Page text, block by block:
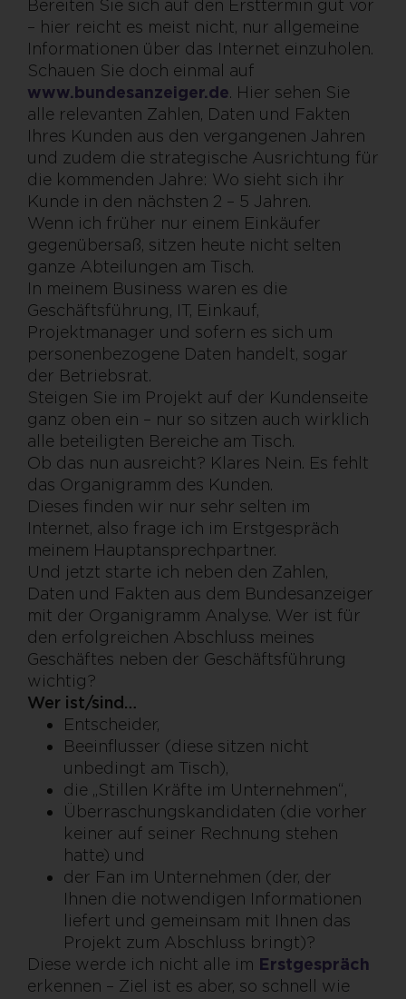
Bereiten Sie sich auf den Ersttermin gut vor
– hier reicht es meist nicht, nur allgemeine
Informationen über das Internet einzuholen.
Schauen Sie doch einmal auf
www.bundesanzeiger.de. Hier sehen Sie
alle relevanten Zahlen, Daten und Fakten
Ihres Kunden aus den vergangenen Jahren
und zudem die strategische Ausrichtung für
die kommenden Jahre: Wo sieht sich ihr
Kunde in den nächsten 2 – 5 Jahren.
Wenn ich früher nur einem Einkäufer
gegenübersaß, sitzen heute nicht selten
ganze Abteilungen am Tisch.
In meinem Business waren es die
Geschäftsführung, IT, Einkauf,
Projektmanager und sofern es sich um
personenbezogene Daten handelt, sogar
der Betriebsrat.
Steigen Sie im Projekt auf der Kundenseite
ganz oben ein – nur so sitzen auch wirklich
alle beteiligten Bereiche am Tisch.
Ob das nun ausreicht? Klares Nein. Es fehlt
das Organigramm des Kunden.
Dieses finden wir nur sehr selten im
Internet, also frage ich im Erstgespräch
meinem Hauptansprechpartner.
Und jetzt starte ich neben den Zahlen,
Daten und Fakten aus dem Bundesanzeiger
mit der Organigramm Analyse. Wer ist für
den erfolgreichen Abschluss meines
Geschäftes neben der Geschäftsführung
wichtig?
Wer ist/sind…
Entscheider,
Beeinflusser (diese sitzen nicht
unbedingt am Tisch),
die „Stillen Kräfte im Unternehmen“,
Überraschungskandidaten (die vorher
keiner auf seiner Rechnung stehen
hatte) und
der Fan im Unternehmen (der, der
Ihnen die notwendigen Informationen
liefert und gemeinsam mit Ihnen das
Projekt zum Abschluss bringt)?
Diese werde ich nicht alle im Erstgespräch
erkennen – Ziel ist es aber, so schnell wie